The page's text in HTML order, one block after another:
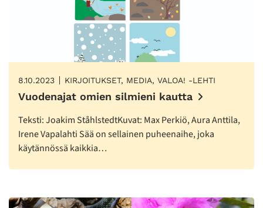
8.10.2023 KIRJOITUKSET, MEDIA, VALOA! -LEHTI
Vuodenajat omien silmieni kautta
Teksti: Joakim StåhlstedtKuvat: Max Perkiö, Aura Anttila,
Irene Vapalahti Sää on sellainen puheenaihe, joka
käytännössä kaikkia…